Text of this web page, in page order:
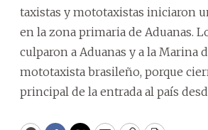
taxistas y mototaxistas iniciaron
en la zona primaria de Aduanas.
culparon a Aduanas y a la Marina
mototaxista brasileño, porque
principal de la entrada al país